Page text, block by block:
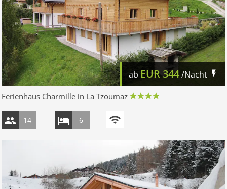
ab EUR 344/Nacht
Ferienhaus Charmille in La Tzoumaz
14 6